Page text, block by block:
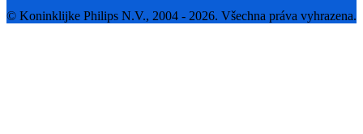
© Koninklijke Philips N.V., 2004 - 2026. Všechna práva vyhrazena.